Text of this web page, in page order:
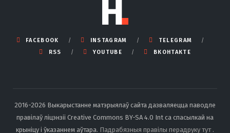
FACEBOOK INSTAGRAM
TELEGRAM
RSS
YOUTUBE ВКОНТАКТЕ
2016-2026 Выкарыстанне матэрыялаў сайта дазваляецца паводле
правілаў ліцэнзіі Creative Commons BY-SA 4.0 Int са спасылкай на
крыніцу і ўказаннем аўтара. Падрабязныя правілы перадруку тут .